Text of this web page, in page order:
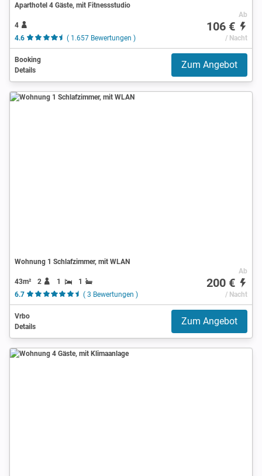
Aparthotel 4 Gäste, mit Fitnessstudio
4
4.6
( 1.657 Bewertungen )
Ab
106 €
/ Nacht
Booking
Details
Zum Angebot
Wohnung 1 Schlafzimmer, mit WLAN
43m² 2 1
1
6.7
( 3 Bewertungen )
Ab
200 €
/ Nacht
Vrbo
Details
Zum Angebot